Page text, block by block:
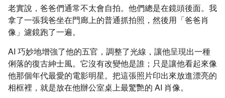
老實說，爸爸們通常不太會自拍。他們總是在鏡頭後面。我
拿了一張我爸坐在門廊上的普通抓拍照，然後用「爸爸肖
像」濾鏡跑了一遍。
AI 巧妙地增強了他的五官，調整了光線，讓他呈現出一種
俐落的復古紳士風。它沒有改變他是誰；只是讓他看起來像
他那個年代最愛的電影明星。把這張照片印出來放進漂亮的
相框裡，就是放在他辦公室桌上最驚艷的 AI 肖像。